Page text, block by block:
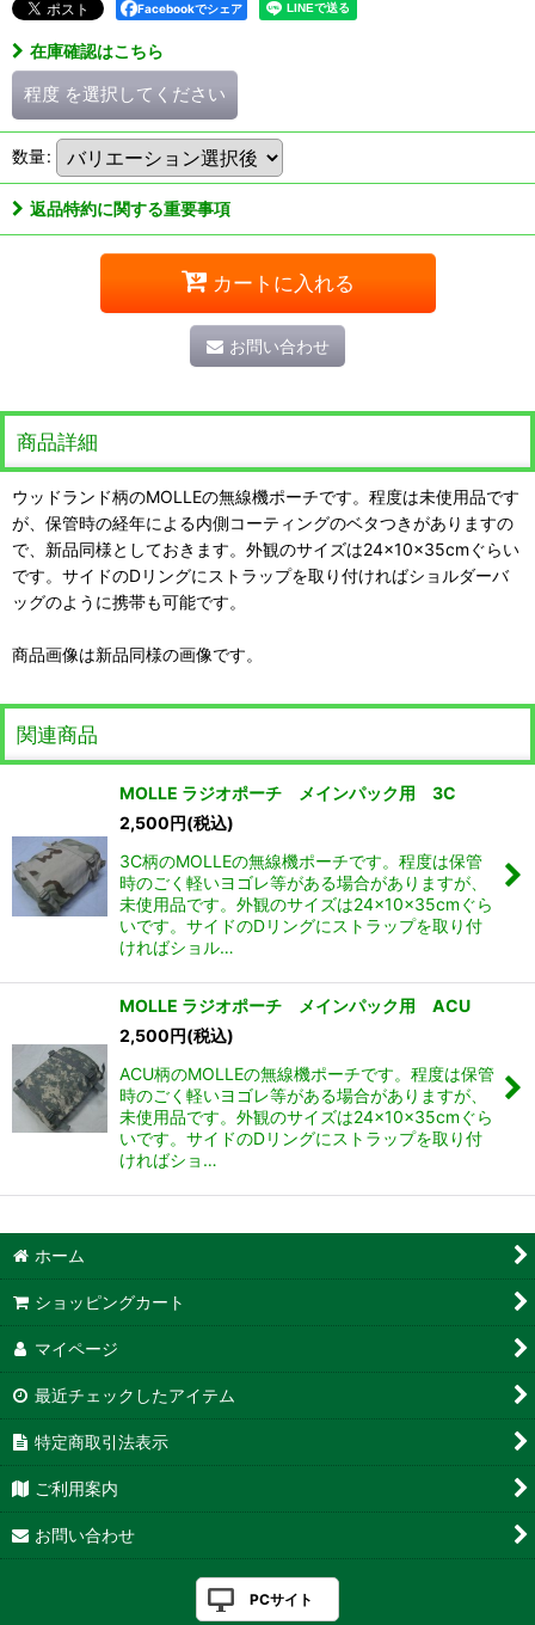
Facebookでシェア
在庫確認はこちら
程度 を選択してください
数量:
返品特約に関する重要事項
カートに入れる
お問い合わせ
商品詳細
ウッドランド柄のMOLLEの無線機ポーチです。程度は未使用品です
が、保管時の経年による内側コーティングのベタつきがありますの
で、新品同様としておきます。外観のサイズは24×10×35cmぐらい
です。サイドのDリングにストラップを取り付ければショルダーバ
ッグのように携帯も可能です。
商品画像は新品同様の画像です。
関連商品
MOLLE ラジオポーチ メインパック用 3C
2,500円(税込)
3C柄のMOLLEの無線機ポーチです。程度は保管
時のごく軽いヨゴレ等がある場合がありますが、
未使用品です。外観のサイズは24×10×35cmぐら
いです。サイドのDリングにストラップを取り付
ければショル…
MOLLE ラジオポーチ メインパック用 ACU
2,500円(税込)
ACU柄のMOLLEの無線機ポーチです。程度は保管
時のごく軽いヨゴレ等がある場合がありますが、
未使用品です。外観のサイズは24×10×35cmぐら
いです。サイドのDリングにストラップを取り付
ければショ…
ホーム
ショッピングカート
マイページ
最近チェックしたアイテム
特定商取引法表示
ご利用案内
お問い合わせ
PCサイト